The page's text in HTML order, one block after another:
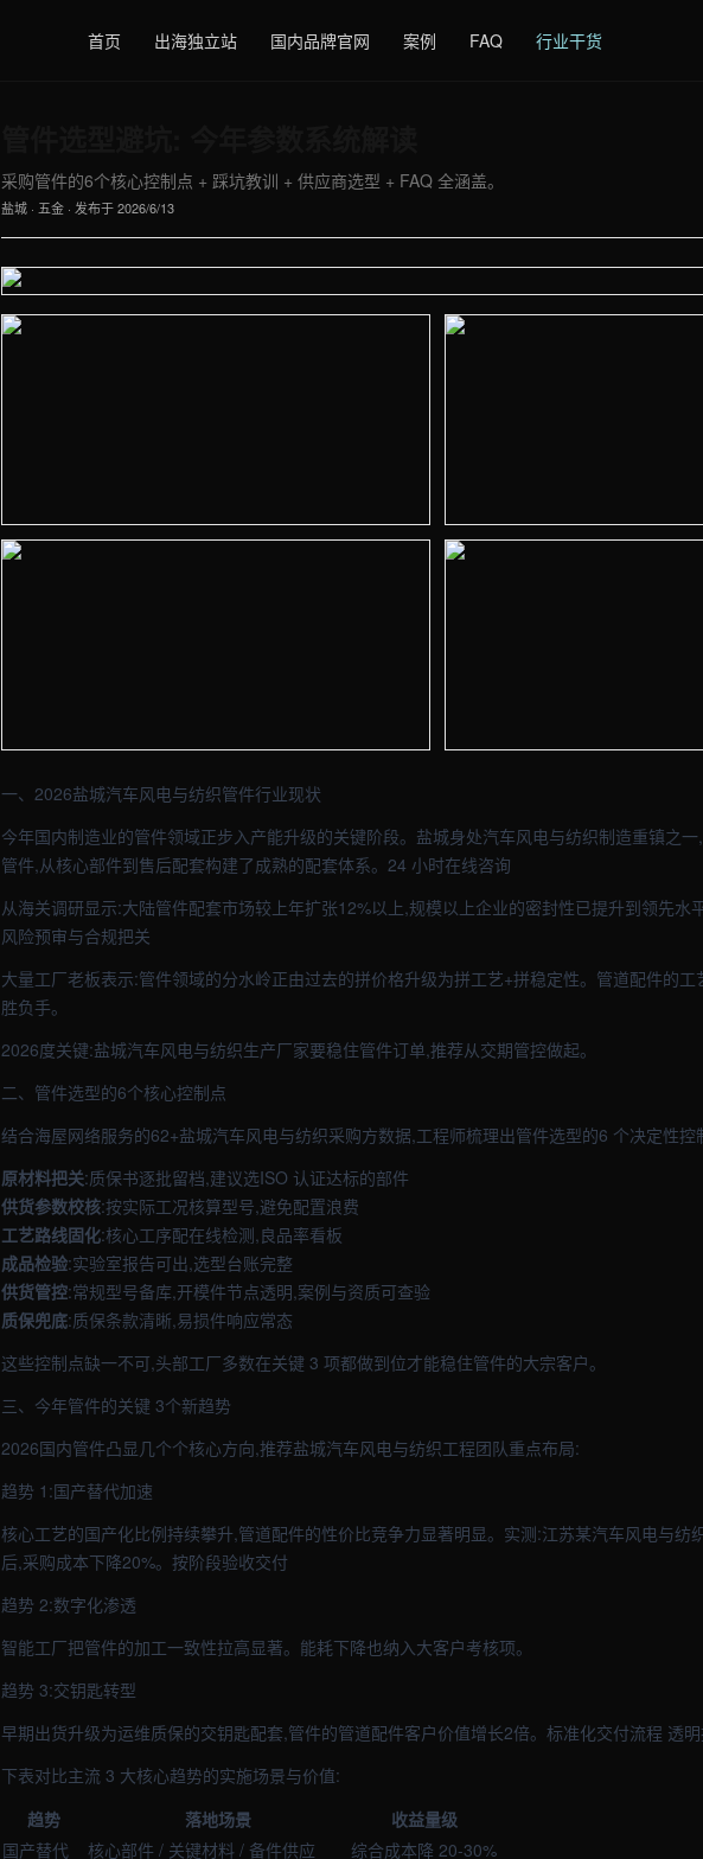
首页 出海独立站 国内品牌官网 案例 FAQ 行业干货
采购管件的6个核心控制点 + 踩坑教训 + 供应商选型 + FAQ 全涵盖。
盐城 · 五金 · 发布于2026/6/13
【盐城】五金车间实拍图 - 外贸建站与品牌官网定制 · 现场图1【盐城】五金车间实拍图 - 外贸建
一、2026盐城汽车风电与纺织管件行业现状
今年国内制造业的管件领域正步入产能升级的关键阶段。盐城身处汽车风电与纺织制造重镇之
管件,从核心部件到售后配套构建了成熟的配套体系。24 小时在线咨询
从海关调研显示:大陆管件配套市场较上年扩张12%以上,规模以上企业的密封性已提升到领先水
风险预审与合规把关
大量工厂老板表示:管件领域的分水岭正由过去的拼价格升级为拼工艺+拼稳定性。管道配件的
胜负手。
2026度关键:盐城汽车风电与纺织生产厂家要稳住管件订单,推荐从交期管控做起。
二、管件选型的6个核心控制点
结合海屋网络服务的62+盐城汽车风电与纺织采购方数据,工程师梳理出管件选型的6 个决定性控
原材料把关:质保书逐批留档,建议选ISO 认证达标的部件
供货参数校核:按实际工况核算型号,避免配置浪费
工艺路线固化:核心工序配在线检测,良品率看板
成品检验:实验室报告可出,选型台账完整
供货管控:常规型号备库,开模件节点透明,案例与资质可查验
质保兜底:质保条款清晰,易损件响应常态
这些控制点缺一不可,头部工厂多数在关键 3 项都做到位才能稳住管件的大宗客户。
三、今年管件的关键 3个新趋势
2026国内管件凸显几个个核心方向,推荐盐城汽车风电与纺织工程团队重点布局:
趋势 1:国产替代加速
核心工艺的国产化比例持续攀升,管道配件的性价比竞争力显著明显。实测:江苏某汽车风电与纺
后,采购成本下降20%。按阶段验收交付
趋势 2:数字化渗透
智能工厂把管件的加工一致性拉高显著。能耗下降也纳入大客户考核项。
趋势 3:交钥匙转型
早期出货升级为运维质保的交钥匙配套,管件的管道配件客户价值增长2倍。标准化交付流程 透
下表对比主流 3 大核心趋势的实施场景与价值:
趋势
落地场景
收益量级
国产替代
核心部件 / 关键材料 / 备件供应
综合成本降 20-30%